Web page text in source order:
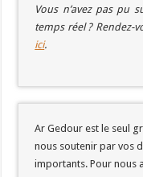
Vous n’avez pas pu
temps réel ? Rendez-
ici.
Ar Gedour est le seul
nous soutenir par vos
importants. Pour nous